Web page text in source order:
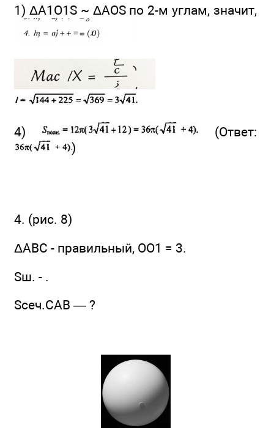
1) ΔA1O1S ~ ΔAOS по 2-м углам, значит,
4)
(Ответ:
)
4. (рис. 8)
ΔABC - правильный, OO1 = 3.
Sш. - .
Sсеч.CAB — ?